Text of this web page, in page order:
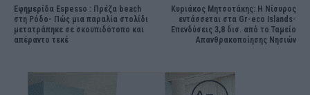
Εφημερίδα Εspesso : Πρέζα beach
στη Ρόδο- Πώς μια παραλία στολίδι
μετατράπηκε σε σκουπιδότοπο και
απέραντο τεκέ
Κυριάκος Μητσοτάκης: Η Νίσυρος
εντάσσεται στα Gr-eco Islands-
Επενδύσεις 3,8 δισ. από το Ταμείο
Απανθρακοποίησης Νησιών